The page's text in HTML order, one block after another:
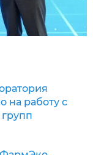
на работу с